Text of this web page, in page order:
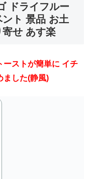
ドライフルー
ト 景品 お土
せ あす楽
ーストが簡単に イチ
ました(静風)